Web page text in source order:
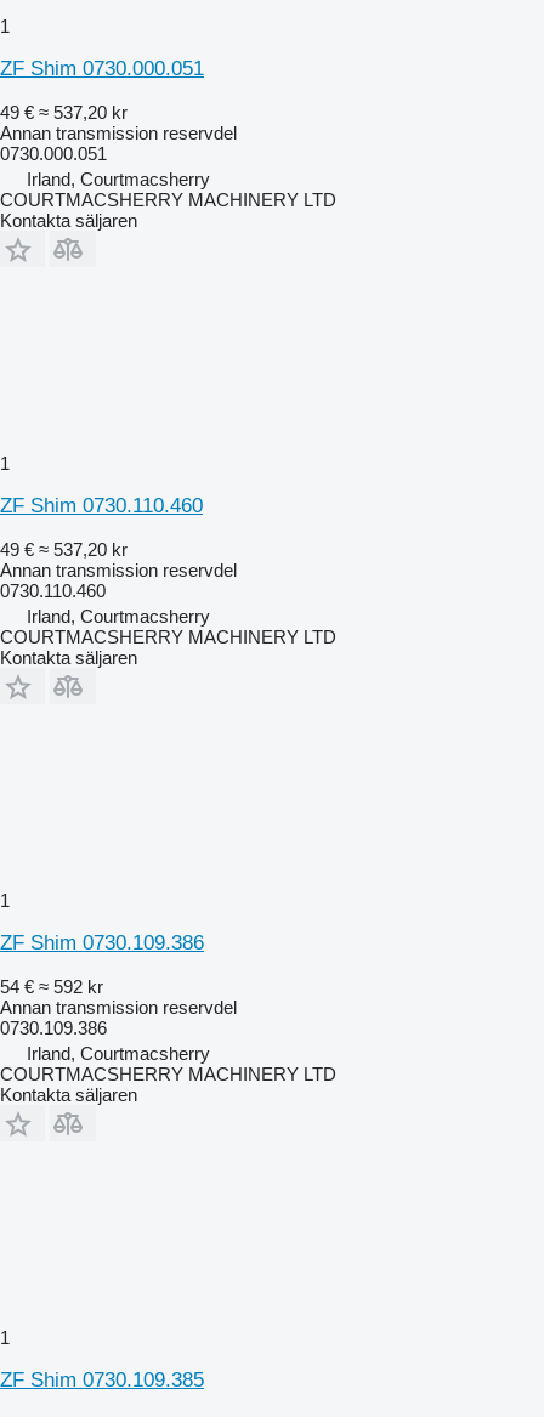
1
ZF Shim 0730.000.051
49 € ≈ 537,20 kr
Annan transmission reservdel
0730.000.051
Irland, Courtmacsherry
COURTMACSHERRY MACHINERY LTD
Kontakta säljaren
1
ZF Shim 0730.110.460
49 € ≈ 537,20 kr
Annan transmission reservdel
0730.110.460
Irland, Courtmacsherry
COURTMACSHERRY MACHINERY LTD
Kontakta säljaren
1
ZF Shim 0730.109.386
54 € ≈ 592 kr
Annan transmission reservdel
0730.109.386
Irland, Courtmacsherry
COURTMACSHERRY MACHINERY LTD
Kontakta säljaren
1
ZF Shim 0730.109.385